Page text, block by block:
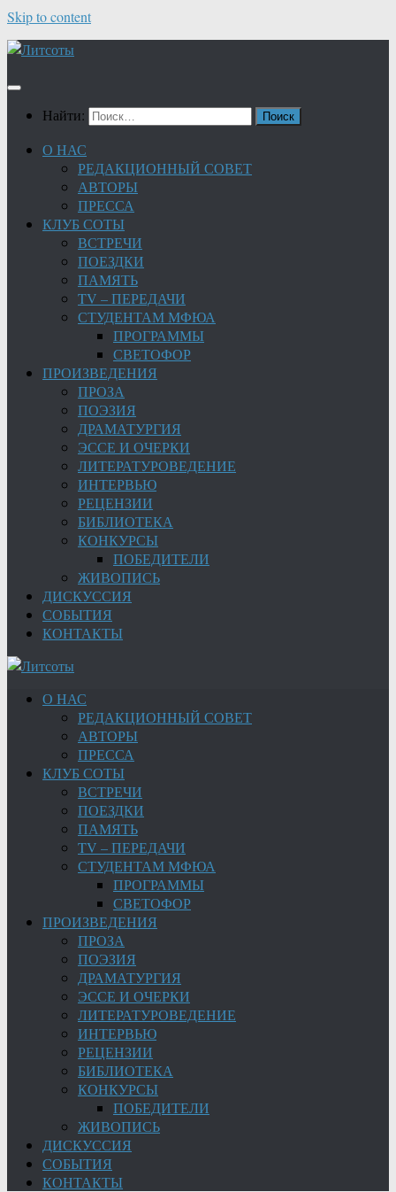
Skip to content
Найти:
О НАС
РЕДАКЦИОННЫЙ СОВЕТ
АВТОРЫ
ПРЕССА
КЛУБ СОТЫ
ВСТРЕЧИ
ПОЕЗДКИ
ПАМЯТЬ
TV – ПЕРЕДАЧИ
СТУДЕНТАМ МФЮА
ПРОГРАММЫ
СВЕТОФОР
ПРОИЗВЕДЕНИЯ
ПРОЗА
ПОЭЗИЯ
ДРАМАТУРГИЯ
ЭССЕ И ОЧЕРКИ
ЛИТЕРАТУРОВЕДЕНИЕ
ИНТЕРВЬЮ
РЕЦЕНЗИИ
БИБЛИОТЕКА
КОНКУРСЫ
ПОБЕДИТЕЛИ
ЖИВОПИСЬ
ДИСКУССИЯ
СОБЫТИЯ
КОНТАКТЫ
О НАС
РЕДАКЦИОННЫЙ СОВЕТ
АВТОРЫ
ПРЕССА
КЛУБ СОТЫ
ВСТРЕЧИ
ПОЕЗДКИ
ПАМЯТЬ
TV – ПЕРЕДАЧИ
СТУДЕНТАМ МФЮА
ПРОГРАММЫ
СВЕТОФОР
ПРОИЗВЕДЕНИЯ
ПРОЗА
ПОЭЗИЯ
ДРАМАТУРГИЯ
ЭССЕ И ОЧЕРКИ
ЛИТЕРАТУРОВЕДЕНИЕ
ИНТЕРВЬЮ
РЕЦЕНЗИИ
БИБЛИОТЕКА
КОНКУРСЫ
ПОБЕДИТЕЛИ
ЖИВОПИСЬ
ДИСКУССИЯ
СОБЫТИЯ
КОНТАКТЫ